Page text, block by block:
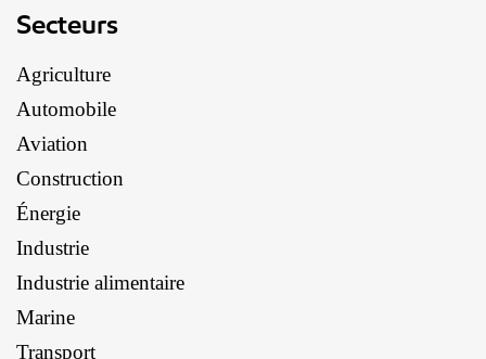
Secteurs
Agriculture
Automobile
Aviation
Construction
Énergie
Industrie
Industrie alimentaire
Marine
Transport